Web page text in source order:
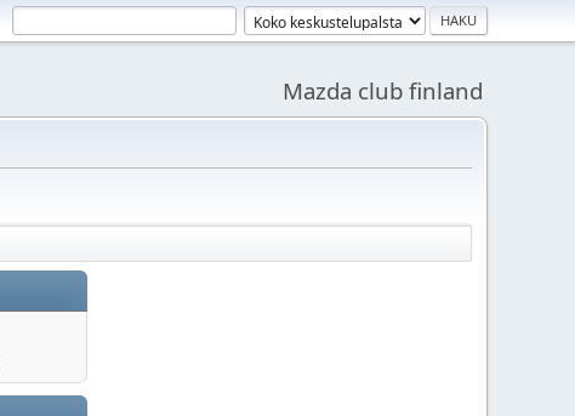
Mazda club finland